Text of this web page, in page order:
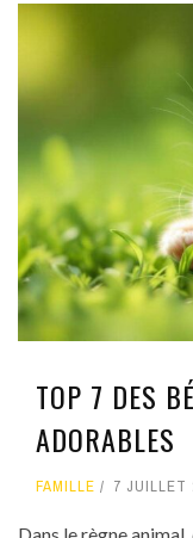
TOP 7 DES
ADORABLES
FAMILLE 7 JUILLET